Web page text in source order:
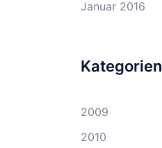
Januar 2016
Kategorien
2009
2010